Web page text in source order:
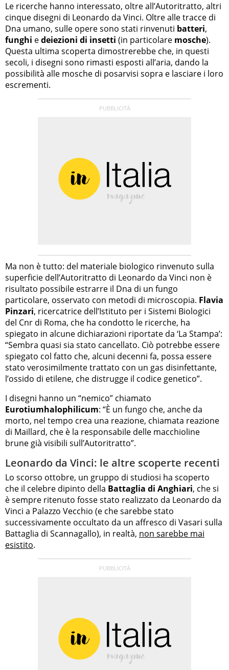
Le ricerche hanno interessato, oltre all’Autoritratto, altri
cinque disegni di Leonardo da Vinci. Oltre alle tracce di
Dna umano, sulle opere sono stati rinvenuti batteri,
funghi edeiezioni di insetti (in particolare mosche).
Questa ultima scoperta dimostrerebbe che, in questi
secoli, i disegni sono rimasti esposti all’aria, dando la
possibilità alle mosche di posarvisi sopra e lasciare i loro
escrementi.
Ma non è tutto: del materiale biologico rinvenuto sulla
superficie dell’Autoritratto di Leonardo da Vinci non è
risultato possibile estrarre il Dna di un fungo
particolare, osservato con metodi di microscopia. Flavia
Pinzari, ricercatrice dell’Istituto per i Sistemi Biologici
del Cnr di Roma, che ha condotto le ricerche, ha
spiegato in alcune dichiarazioni riportate da ‘La Stampa’:
“Sembra quasi sia stato cancellato. Ciò potrebbe essere
spiegato col fatto che, alcuni decenni fa, possa essere
stato verosimilmente trattato con un gas disinfettante,
l’ossido di etilene, che distrugge il codice genetico”.
I disegni hanno un “nemico” chiamato
Eurotiumhalophilicum: “È un fungo che, anche da
morto, nel tempo crea una reazione, chiamata reazione
di Maillard, che è la responsabile delle macchioline
brune già visibili sull’Autoritratto”.
Leonardo da Vinci: le altre scoperte recenti
Lo scorso ottobre, un gruppo di studiosi ha scoperto
che il celebre dipinto della Battaglia di Anghiari, che si
è sempre ritenuto fosse stato realizzato da Leonardo da
Vinci a Palazzo Vecchio (e che sarebbe stato
successivamente occultato da un affresco di Vasari sulla
Battaglia di Scannagallo), in realtà, non sarebbe mai
esistito.